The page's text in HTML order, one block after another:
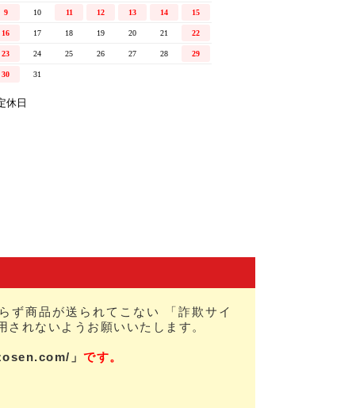
ず商品が送られてこない 「詐欺サイ
れないようお願いいたします。
」 です。